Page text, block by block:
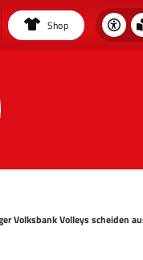
Shop
Volksbank Volleys scheiden